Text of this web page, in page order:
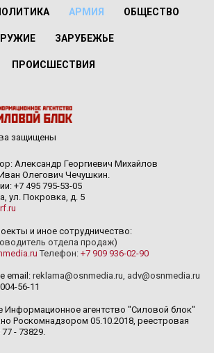
АРМИЯ ОБЩЕСТВО
ЗАРУБЕЖЬЕ
ПРОИСШЕСТВИЯ
защищены
Александр Георгиевич Михайлов
Олегович Чечушкин.
+7 495 795-53-05
ул. Покровка, д. 5
и иное сотрудничество:
отдела продаж)
Телефон: +7 909 936-02-90
email: reklama@osnmedia.ru, adv@osnmedia.ru
56-11
Информационное агентство "Силовой блок"
Роскомнадзором 05.10.2018, реестровая
- 73829.